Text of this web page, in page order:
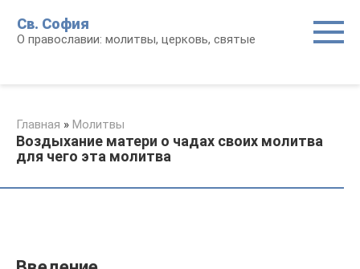
контенту
Св. София
О православии: молитвы, церковь, святые
Главная » Молитвы
Воздыхание матери о чадах своих молитва
для чего эта молитва